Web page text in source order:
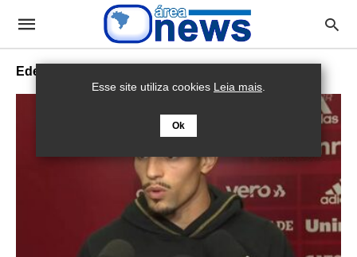
Edenilson
Esse site utiliza cookies Leia mais.
Ok